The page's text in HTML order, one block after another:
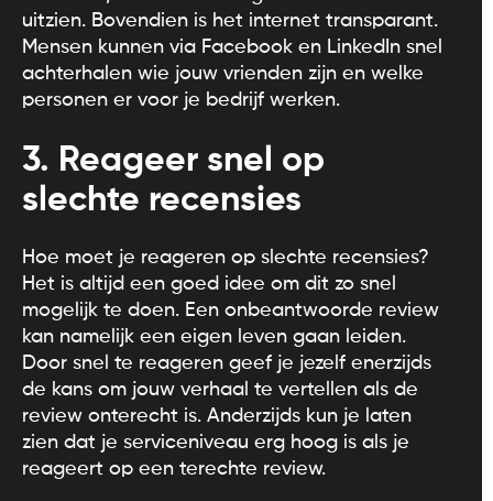
uitzien. Bovendien is het internet transparant.
Mensen kunnen via Facebook en LinkedIn snel
achterhalen wie jouw vrienden zijn en welke
personen er voor je bedrijf werken.
3. Reageer snel op
slechte recensies
Hoe moet je reageren op slechte recensies?
Het is altijd een goed idee om dit zo snel
mogelijk te doen. Een onbeantwoorde review
kan namelijk een eigen leven gaan leiden.
Door snel te reageren geef je jezelf enerzijds
de kans om jouw verhaal te vertellen als de
review onterecht is. Anderzijds kun je laten
zien dat je serviceniveau erg hoog is als je
reageert op een terechte review.